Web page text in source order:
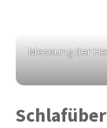
Messung der